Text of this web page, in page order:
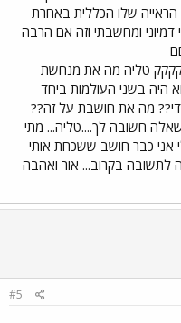
הראייה שלו הכללית באחרת
דמיוני ומחשבתי וזה אם הרבה
טליה מה את מנחשת
היה בשני העולמות ביחד
מה את חושבת על זה??
שאלה חשובה לך....טליה... מתי
אני כבר חושב ששכחת אותי
לתשובה בקרוב... אור ואהבה
#5